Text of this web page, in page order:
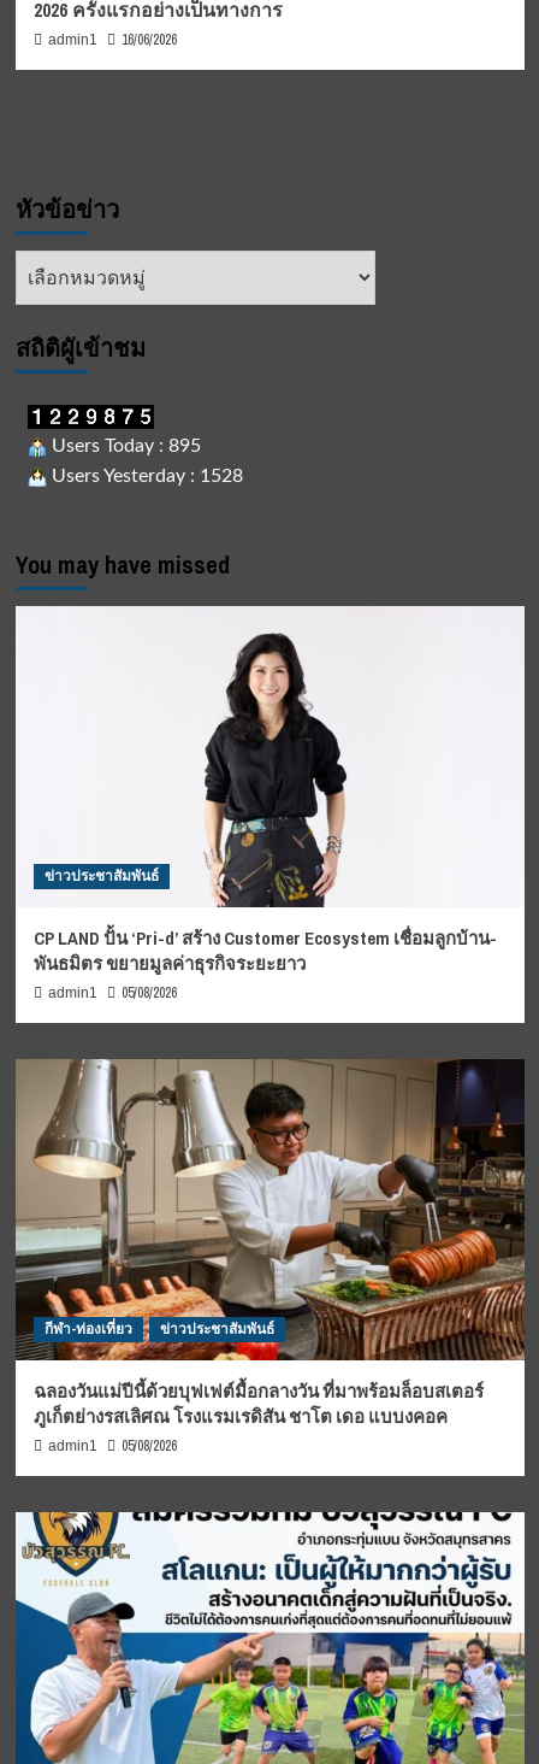
2026 ครั้งแรกอย่างเป็นทางการ
admin1 16/06/2026
หัวข้อข่าว
หัวข้อ
สถิติผูัเข้าชม
Users Today : 895
Users Yesterday : 1528
You may have missed
ข่าวประชาสัมพันธ์
CP LAND ปั้น ‘Pri-d’ สร้าง Customer Ecosystem เชื่อมลูกบ้าน-
พันธมิตร ขยายมูลค่าธุรกิจระยะยาว
admin1 05/08/2026
กีฬา-ท่องเที่ยว ข่าวประชาสัมพันธ์
ฉลองวันแม่ปีนี้ด้วยบุฟเฟต์มื้อกลางวัน ที่มาพร้อมล็อบสเตอร์
ภูเก็ตย่างรสเลิศณ โรงแรมเรดิสัน ชาโต เดอ แบบงคอค
admin1 05/08/2026